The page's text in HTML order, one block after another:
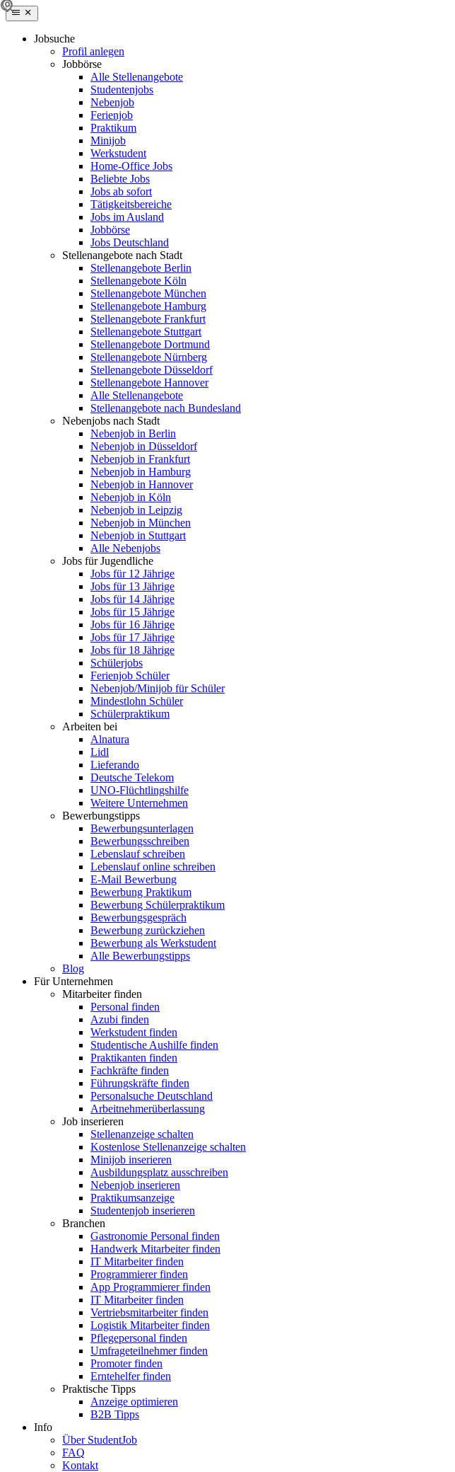
Jobsuche
Profil anlegen
Jobbörse
Alle Stellenangebote
Studentenjobs
Nebenjob
Ferienjob
Praktikum
Minijob
Werkstudent
Home-Office Jobs
Beliebte Jobs
Jobs ab sofort
Tätigkeitsbereiche
Jobs im Ausland
Jobbörse
Jobs Deutschland
Stellenangebote nach Stadt
Stellenangebote Berlin
Stellenangebote Köln
Stellenangebote München
Stellenangebote Hamburg
Stellenangebote Frankfurt
Stellenangebote Stuttgart
Stellenangebote Dortmund
Stellenangebote Nürnberg
Stellenangebote Düsseldorf
Stellenangebote Hannover
Alle Stellenangebote
Stellenangebote nach Bundesland
Nebenjobs nach Stadt
Nebenjob in Berlin
Nebenjob in Düsseldorf
Nebenjob in Frankfurt
Nebenjob in Hamburg
Nebenjob in Hannover
Nebenjob in Köln
Nebenjob in Leipzig
Nebenjob in München
Nebenjob in Stuttgart
Alle Nebenjobs
Jobs für Jugendliche
Jobs für 12 Jährige
Jobs für 13 Jährige
Jobs für 14 Jährige
Jobs für 15 Jährige
Jobs für 16 Jährige
Jobs für 17 Jährige
Jobs für 18 Jährige
Schülerjobs
Ferienjob Schüler
Nebenjob/Minijob für Schüler
Mindestlohn Schüler
Schülerpraktikum
Arbeiten bei
Alnatura
Lidl
Lieferando
Deutsche Telekom
UNO-Flüchtlingshilfe
Weitere Unternehmen
Bewerbungstipps
Bewerbungsunterlagen
Bewerbungsschreiben
Lebenslauf schreiben
Lebenslauf online schreiben
E-Mail Bewerbung
Bewerbung Praktikum
Bewerbung Schülerpraktikum
Bewerbungsgespräch
Bewerbung zurückziehen
Bewerbung als Werkstudent
Alle Bewerbungstipps
Blog
Für Unternehmen
Mitarbeiter finden
Personal finden
Azubi finden
Werkstudent finden
Studentische Aushilfe finden
Praktikanten finden
Fachkräfte finden
Führungskräfte finden
Personalsuche Deutschland
Arbeitnehmerüberlassung
Job inserieren
Stellenanzeige schalten
Kostenlose Stellenanzeige schalten
Minijob inserieren
Ausbildungsplatz ausschreiben
Nebenjob inserieren
Praktikumsanzeige
Studentenjob inserieren
Branchen
Gastronomie Personal finden
Handwerk Mitarbeiter finden
IT Mitarbeiter finden
Programmierer finden
App Programmierer finden
IT Mitarbeiter finden
Vertriebsmitarbeiter finden
Logistik Mitarbeiter finden
Pflegepersonal finden
Umfrageteilnehmer finden
Promoter finden
Erntehelfer finden
Praktische Tipps
Anzeige optimieren
B2B Tipps
Info
Über StudentJob
FAQ
Kontakt